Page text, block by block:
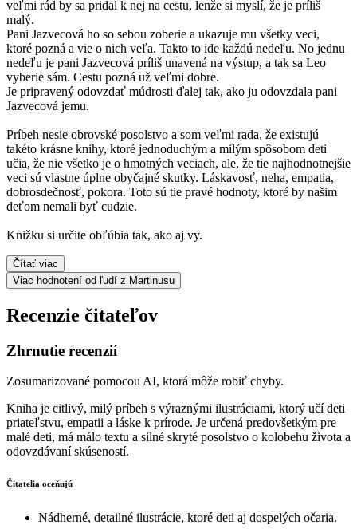
veľmi rád by sa pridal k nej na cestu, lenže si myslí, že je príliš
malý.
Pani Jazvecová ho so sebou zoberie a ukazuje mu všetky veci,
ktoré pozná a vie o nich veľa. Takto to ide každú nedeľu. No jednu
nedeľu je pani Jazvecová príliš unavená na výstup, a tak sa Leo
vyberie sám. Cestu pozná už veľmi dobre.
Je pripravený odovzdať múdrosti ďalej tak, ako ju odovzdala pani
Jazvecová jemu.
Príbeh nesie obrovské posolstvo a som veľmi rada, že existujú
takéto krásne knihy, ktoré jednoduchým a milým spôsobom deti
učia, že nie všetko je o hmotných veciach, ale, že tie najhodnotnejšie
veci sú vlastne úplne obyčajné skutky. Láskavosť, neha, empatia,
dobrosdečnosť, pokora. Toto sú tie pravé hodnoty, ktoré by našim
deťom nemali byť cudzie.
Knižku si určite obľúbia tak, ako aj vy.
Čítať viac
Viac hodnotení od ľudí z Martinusu
Recenzie čitateľov
Zhrnutie recenzií
Zosumarizované pomocou AI, ktorá môže robiť chyby.
Kniha je citlivý, milý príbeh s výraznými ilustráciami, ktorý učí deti
priateľstvu, empatii a láske k prírode. Je určená predovšetkým pre
malé deti, má málo textu a silné skryté posolstvo o kolobehu života a
odovzdávaní skúseností.
Čitatelia oceňujú
Nádherné, detailné ilustrácie, ktoré deti aj dospelých očaria.